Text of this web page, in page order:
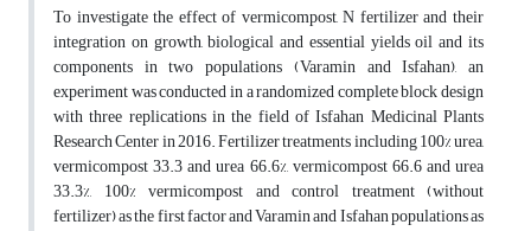
To investigate the effect of vermicompost, N fertilizer and their
integration on growth, biological and essential yields oil and its
components in two populations (Varamin and Isfahan), an
experiment was conducted in a randomized complete block design
with three replications in the field of Isfahan Medicinal Plants
Research Center in 2016. Fertilizer treatments including 100% urea,
vermicompost 33.3 and urea 66.6%, vermicompost 66.6 and urea
33.3%, 100% vermicompost and control treatment (without
fertilizer) as the first factor and Varamin and Isfahan populations as